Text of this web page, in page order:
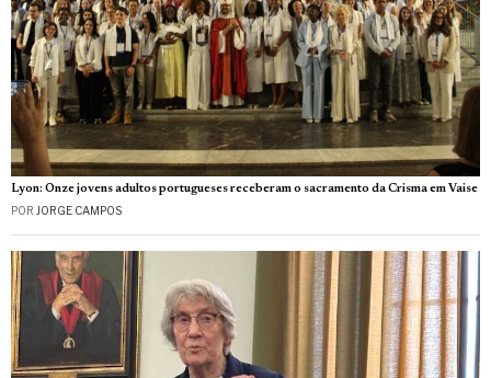
Lyon: Onze jovens adultos portugueses receberam o sacramento da Crisma em Vaise
POR JORGE CAMPOS